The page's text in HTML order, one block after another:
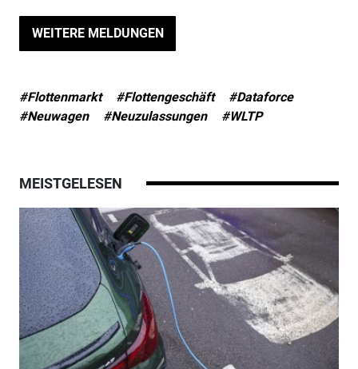
WEITERE MELDUNGEN
#Flottenmarkt #Flottengeschäft
#Dataforce
#Neuwagen
#Neuzulassungen #WLTP
MEISTGELESEN